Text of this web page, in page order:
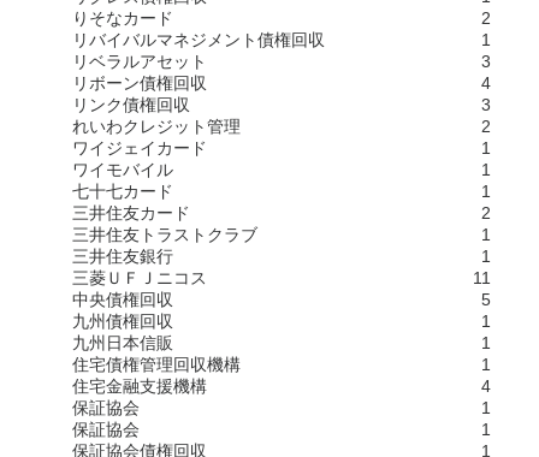
りそなカード
2
リバイバルマネジメント債権回収
1
リベラルアセット
3
リボーン債権回収
4
リンク債権回収
3
れいわクレジット管理
2
ワイジェイカード
1
ワイモバイル
1
七十七カード
1
三井住友カード
2
三井住友トラストクラブ
1
三井住友銀行
1
三菱ＵＦＪニコス
11
中央債権回収
5
九州債権回収
1
九州日本信販
1
住宅債権管理回収機構
1
住宅金融支援機構
4
保証協会
1
保証協会
1
保証協会債権回収
1